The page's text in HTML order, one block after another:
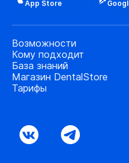
App Store
Возможности
Кому подходит
База знаний
Магазин DentalStore
Тарифы